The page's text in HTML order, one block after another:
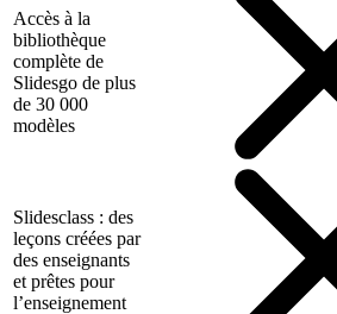
Accès à la
bibliothèque
complète de
Slidesgo de plus
de 30 000
modèles
Slidesclass : des
leçons créées par
des enseignants
et prêtes pour
l’enseignement